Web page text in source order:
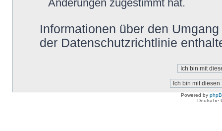
Änderungen zugestimmt hat.
Informationen über den
der Datenschutzrichtlinie
Powered by
Deutsche